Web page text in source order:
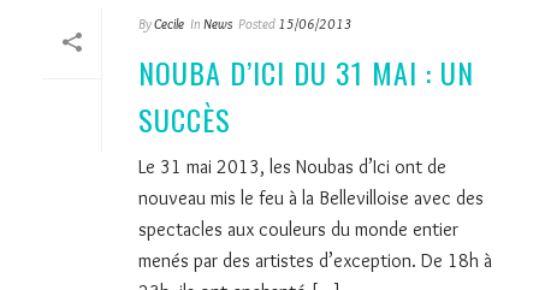
ByCecile In News Posted 15/06/2013
NOUBA D’ICI DU 31 MAI : UN
SUCCÈS
Le 31 mai 2013, les Noubas d’Ici ont de
nouveau mis le feu à la Bellevilloise avec des
spectacles aux couleurs du monde entier
menés par des artistes d’exception. De 18h à